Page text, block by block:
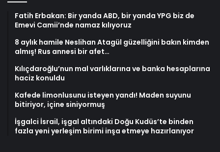
Fatih Erbakan: Bir yanda ABD, bir yanda YPG biz de
Emevi Camii’nde namaz kılıyoruz
8 aylık hamile Neslihan Atagül güzelliğini bakın kimden
almış! Rus annesi bir afet…
Kılıçdaroğlu’nun mal varlıklarına ve banka hesaplarına
haciz konuldu
Kafede limonlusunu isteyen yandı! Maden suyunu
bitiriyor, içine siniyormuş
İşgalci İsrail, işgal altındaki Doğu Kudüs’te binden
fazla yeni yerleşim birimi inşa etmeye hazırlanıyor